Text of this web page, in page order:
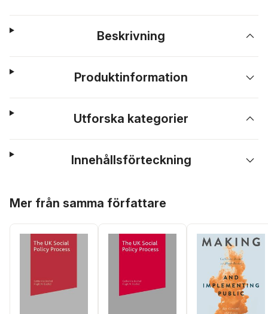
Beskrivning
Produktinformation
Utforska kategorier
Innehållsförteckning
Mer från samma författare